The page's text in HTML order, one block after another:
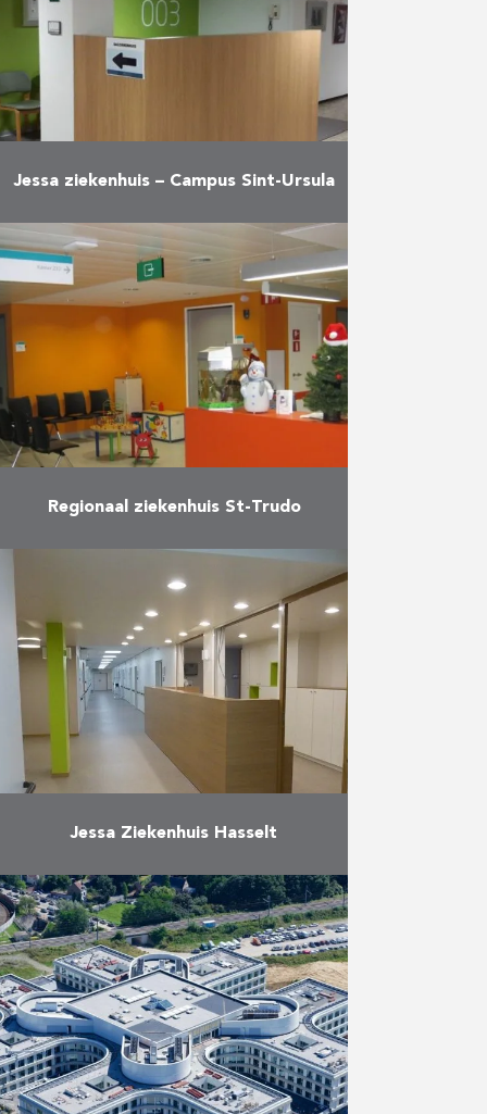
crèche; 180 …
Jessa ziekenhuis – Campus Sint-Ursula
Verbouwing van het dagziekenhuis
Meer
Regionaal ziekenhuis St-Trudo
Renovatie van het bestaande
ziekenhuis (o.a. de afdelingen
geriatrie, patiëntenbegeleiding,
pediatrie)
Meer
Jessa Ziekenhuis Hasselt
Verbouwing van de afdeling
psychogeriatrie
Meer